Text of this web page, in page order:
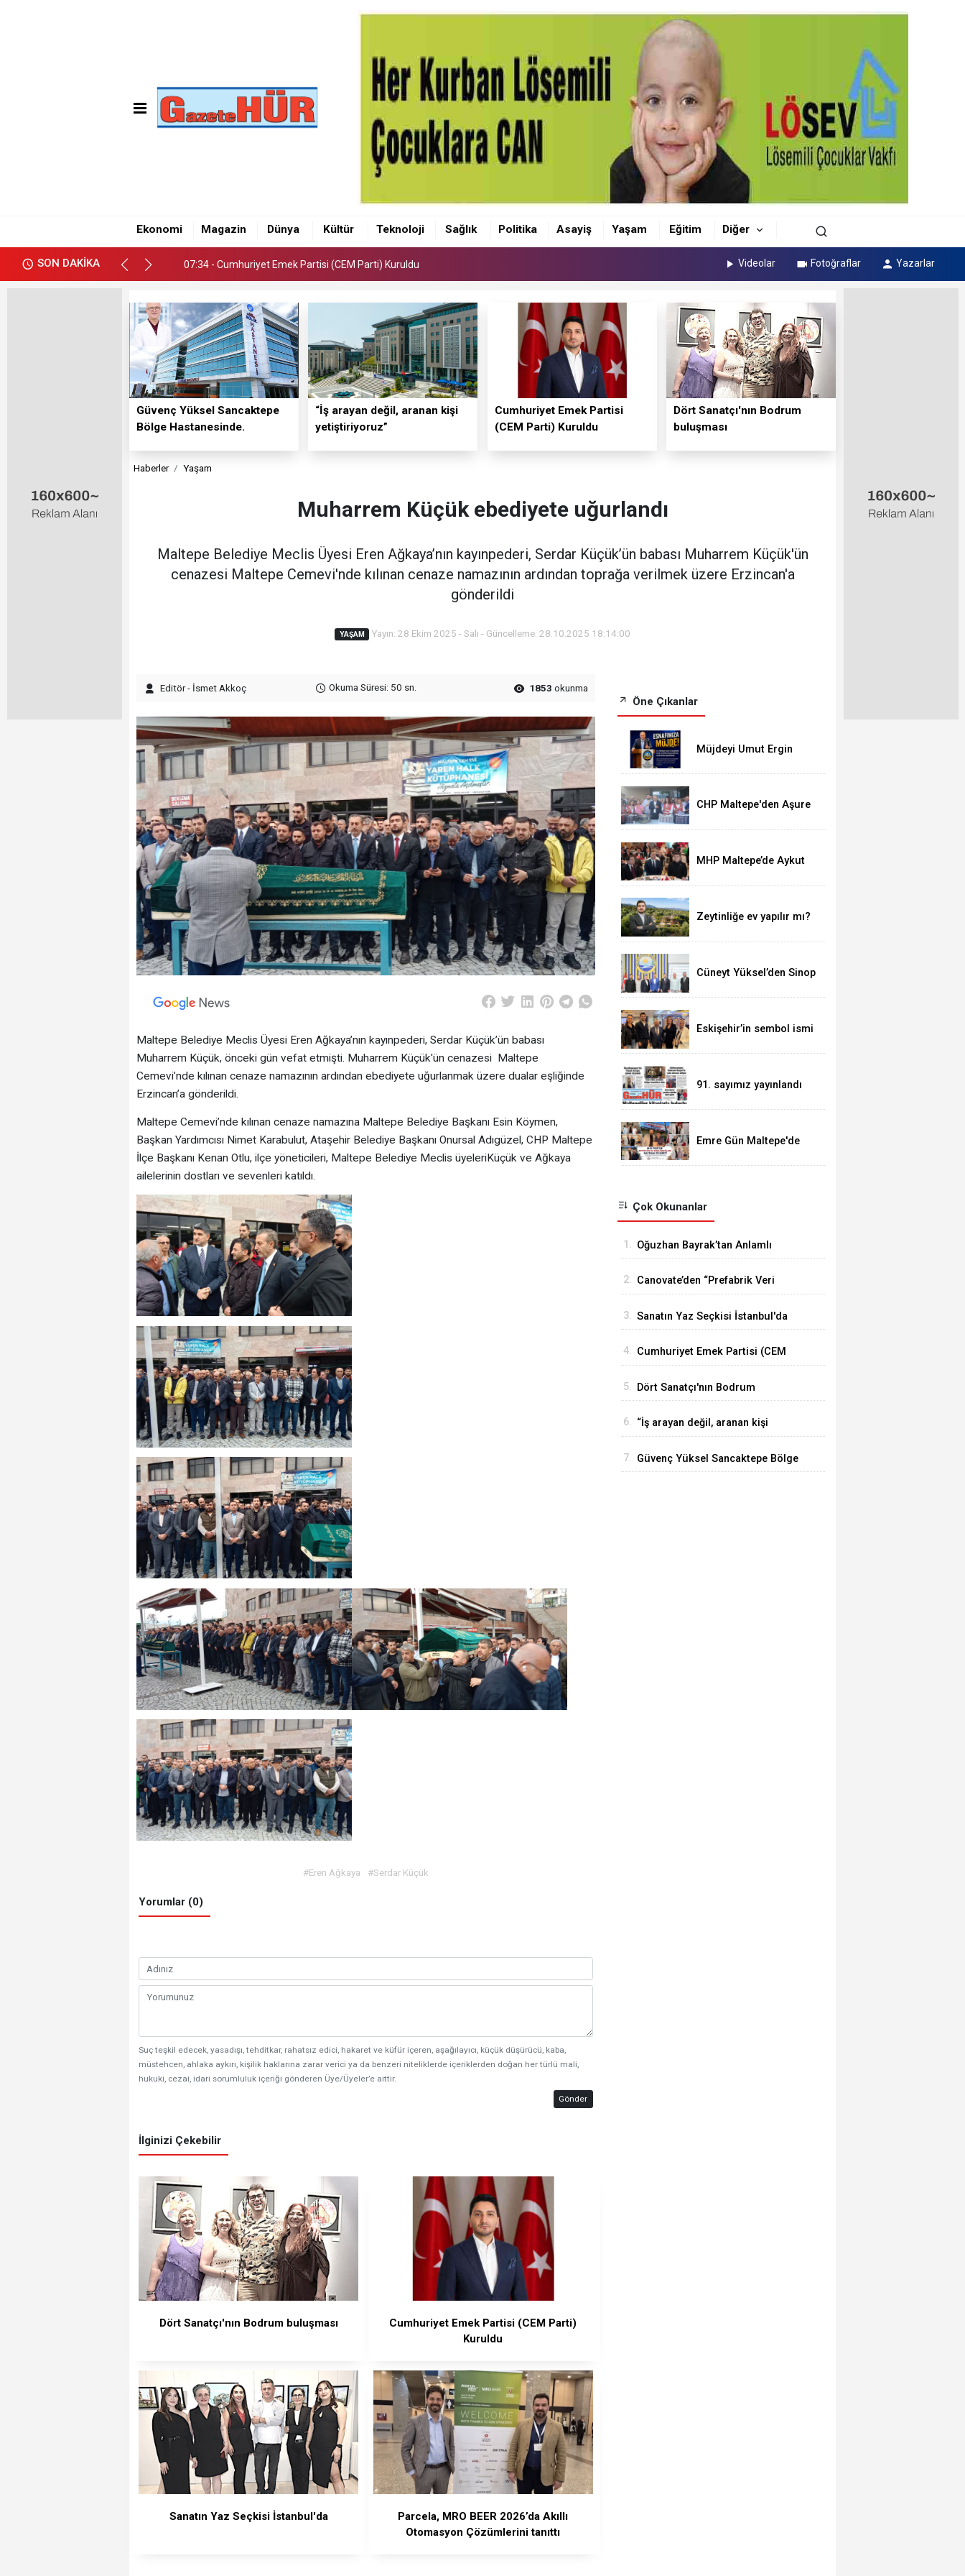
Ekonomi Magazin Dünya Kültür Teknoloji Sağlık Politika Asayiş Yaşam Eğitim Diğer
SON DAKİKA
07:34 - Cumhuriyet Emek Partisi (CEM Parti) Kuruldu
16:13 - Güvenç Yüksel Sancaktepe Bölge Hastanesinde.
16:08 - “İş arayan değil, aranan kişi yetiştiriyoruz”
07:34 - Cumhuriyet Emek Partisi (CEM Parti) Kuruldu Videolar Fotoğraflar Yazarlar
Güvenç Yüksel Sancaktepe
Bölge Hastanesinde.
“İş arayan değil, aranan kişi
yetiştiriyoruz”
Cumhuriyet Emek Partisi
(CEM Parti) Kuruldu
Dört Sanatçı'nın Bodrum
buluşması
Haberler Yaşam
Muharrem Küçük ebediyete uğurlandı
Maltepe Belediye Meclis Üyesi Eren Ağkaya’nın kayınpederi, Serdar Küçük’ün babası Muharrem Küçük'ün
cenazesi Maltepe Cemevi'nde kılınan cenaze namazının ardından toprağa verilmek üzere Erzincan'a
gönderildi
YAŞAM Yayın: 28 Ekim 2025 - Salı - Güncelleme: 28.10.2025 18:14:00
Editör - İsmet Akkoç Okuma Süresi: 50 sn. 1853 okunma
Maltepe Belediye Meclis Üyesi Eren Ağkaya’nın kayınpederi, Serdar Küçük’ün babası
Muharrem Küçük, önceki gün vefat etmişti. Muharrem Küçük'ün cenazesi Maltepe
Cemevi’nde kılınan cenaze namazının ardından ebediyete uğurlanmak üzere dualar eşliğinde
Erzincan’a gönderildi.
Maltepe Cemevi’nde kılınan cenaze namazına Maltepe Belediye Başkanı Esin Köymen,
Başkan Yardımcısı Nimet Karabulut, Ataşehir Belediye Başkanı Onursal Adıgüzel, CHP Maltepe
İlçe Başkanı Kenan Otlu, ilçe yöneticileri, Maltepe Belediye Meclis üyeleriKüçük ve Ağkaya
ailelerinin dostları ve sevenleri katıldı.
#Eren Ağkaya #Serdar Küçük
Yorumlar (0)
Suç teşkil edecek, yasadışı, tehditkar, rahatsız edici, hakaret ve küfür içeren, aşağılayıcı, küçük düşürücü, kaba,
müstehcen, ahlaka aykırı, kişilik haklarına zarar verici ya da benzeri niteliklerde içeriklerden doğan her türlü mali,
hukuki, cezai, idari sorumluluk içeriği gönderen Üye/Üyeler’e aittir.
Gönder
İlginizi Çekebilir
Dört Sanatçı'nın Bodrum buluşması
Cumhuriyet Emek Partisi (CEM Parti)
Kuruldu
Sanatın Yaz Seçkisi İstanbul'da
Parcela, MRO BEER 2026’da Akıllı
Otomasyon Çözümlerini tanıttı
Öne Çıkanlar
Müjdeyi Umut Ergin
CHP Maltepe'den Aşure
MHP Maltepe’de Aykut
Zeytinliğe ev yapılır mı?
Cüneyt Yüksel’den Sinop
Eskişehir’in sembol ismi
91. sayımız yayınlandı
Emre Gün Maltepe'de
Çok Okunanlar
1. Oğuzhan Bayrak’tan Anlamlı
2. Canovate’den “Prefabrik Veri
3. Sanatın Yaz Seçkisi İstanbul'da
4. Cumhuriyet Emek Partisi (CEM
5. Dört Sanatçı'nın Bodrum
6. “İş arayan değil, aranan kişi
7. Güvenç Yüksel Sancaktepe Bölge